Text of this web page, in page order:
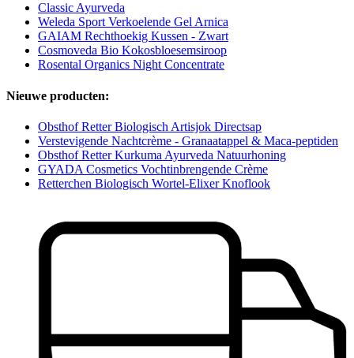
Classic Ayurveda
Weleda Sport Verkoelende Gel Arnica
GAIAM Rechthoekig Kussen - Zwart
Cosmoveda Bio Kokosbloesemsiroop
Rosental Organics Night Concentrate
Nieuwe producten:
Obsthof Retter Biologisch Artisjok Directsap
Verstevigende Nachtcrème - Granaatappel & Maca-peptiden
Obsthof Retter Kurkuma Ayurveda Natuurhoning
GYADA Cosmetics Vochtinbrengende Crème
Retterchen Biologisch Wortel-Elixer Knoflook